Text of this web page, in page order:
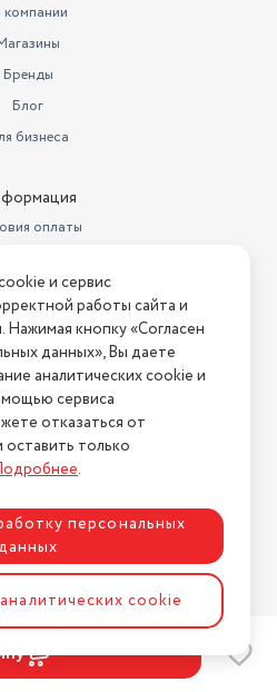
Бренды
Блог
бизнеса
оплаты
возврата
сайте? Напишите нам
"АстМаркет". У нас есть всё!
сайтаASTDESIGN
и сервис
работы сайта и
Нажимая кнопку «Согласен
данных», Вы даете
аналитических cookie и
сервиса
отказаться от
оставить только
.
персональных
cookie